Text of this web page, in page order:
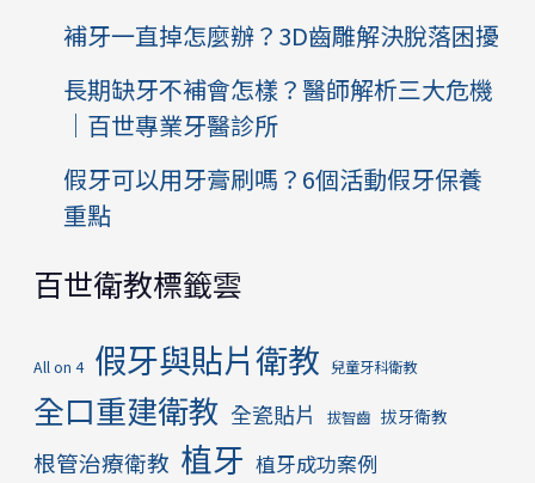
補牙一直掉怎麼辦？3D齒雕解決脫落困擾
長期缺牙不補會怎樣？醫師解析三大危機
｜百世專業牙醫診所
假牙可以用牙膏刷嗎？6個活動假牙保養
重點
百世衛教標籤雲
All on 4 假牙與貼片衛教 兒童牙科衛教
全口重建衛教 全瓷貼片 拔智齒 拔牙衛教
根管治療衛教 植牙 植牙成功案例